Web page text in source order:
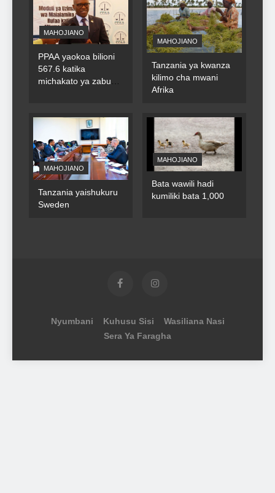
MAHOJIANO
PPAA yaokoa bilioni
567.6 katika
michakato ya zabuni
MAHOJIANO
Tanzania ya kwanza
kilimo cha mwani
Afrika
MAHOJIANO
Tanzania yaishukuru
Sweden
MAHOJIANO
Bata wawili hadi
kumiliki bata 1,000
Nyumbani Kuhusu Sisi
Wasiliana Nasi
Sera Ya Faragha